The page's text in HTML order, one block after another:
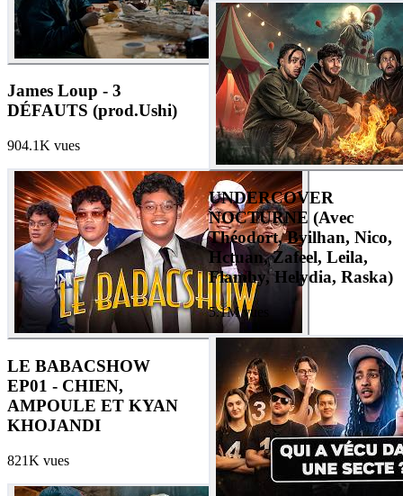
James Loup - 3
DÉFAUTS (prod.Ushi)
904.1K vues
LE BABACSHOW
EP01 - CHIEN,
AMPOULE ET KYAN
KHOJANDI
821K vues
UNDERCOVER
NOCTURNE (Avec
Théodort, Byilhan, Nico,
Hctuan, Zafeel, Leila,
Flamby, Helydia, Raska)
5.1M vues